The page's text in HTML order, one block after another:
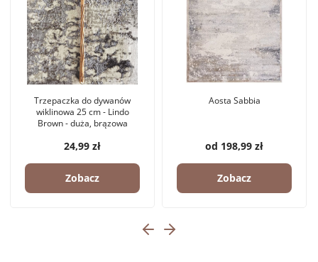
Trzepaczka do dywanów
wiklinowa 25 cm - Lindo
Brown - duża, brązowa
24,99 zł
Zobacz
Aosta Sabbia
od 198,99 zł
Zobacz